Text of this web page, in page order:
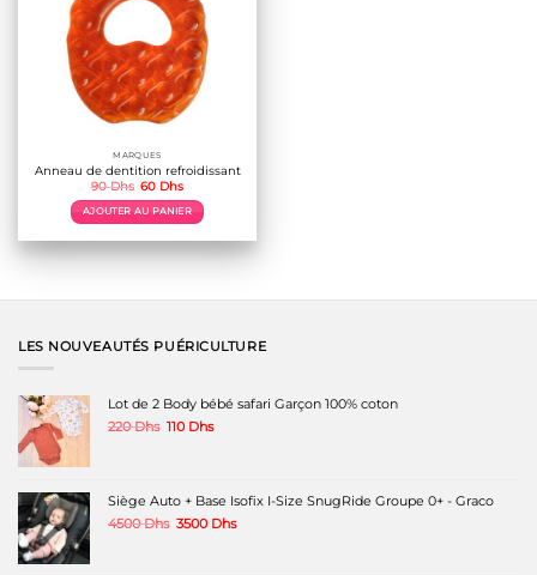
MARQUES
Anneau de dentition refroidissant
90Dhs Le
initial
était :
90 Dhs.
60 DhsLe
actuel
est :
60 Dhs.
AJOUTER AU PANIER
LES NOUVEAUTÉS PUÉRICULTURE
Lot de 2 Body bébé safari Garçon 100% coton
220Dhs Le
220 Dhs.
110 DhsLe
110 Dhs.
Siège Auto + Base Isofix I-Size SnugRide Groupe 0+ - Graco
4500Dhs Le
3500 DhsLe